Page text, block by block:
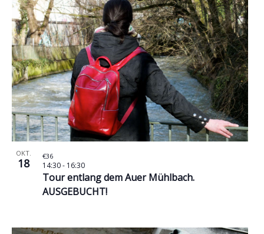
OKT.
18
Tour entlang dem Auer Mühlbach.
AUSGEBUCHT!
14:30- 16:30
€36